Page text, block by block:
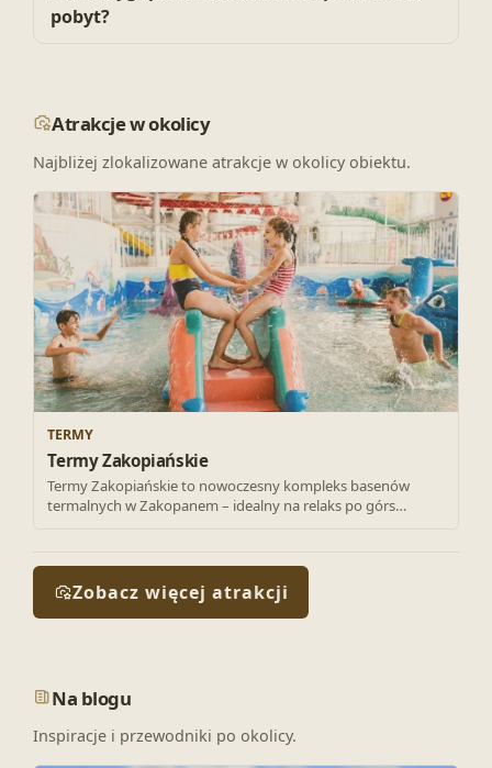
pobyt?
Atrakcje w okolicy
Najbliżej zlokalizowane atrakcje w okolicy obiektu.
TERMY
Termy Zakopiańskie
Termy Zakopiańskie to nowoczesny kompleks basenów
termalnych w Zakopanem – idealny na relaks po górs…
Zobacz więcej atrakcji
Na blogu
Inspiracje i przewodniki po okolicy.